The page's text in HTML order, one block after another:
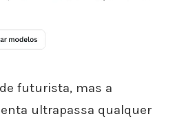
futurista, mas a
ultrapassa qualquer